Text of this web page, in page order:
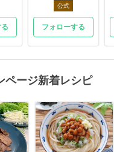
公式
フォローする
ページ新着レシピ